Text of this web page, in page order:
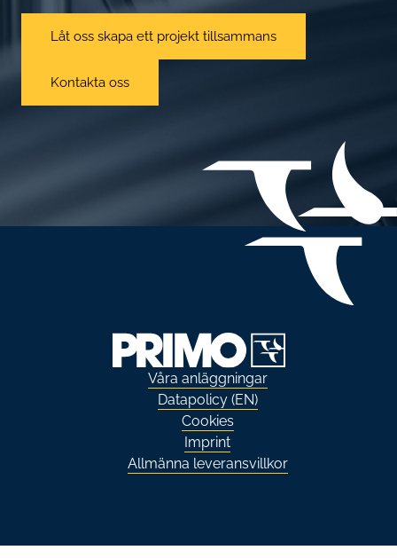
Låt oss skapa ett projekt tillsammans
Kontakta oss
Våra anläggningar
Datapolicy (EN)
Cookies
Imprint
Allmänna leveransvillkor